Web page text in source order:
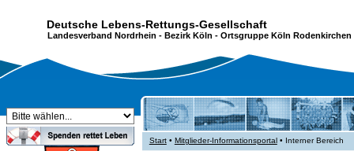
Deutsche Lebens-Rettungs-Gesellschaft
Landesverband Nordrhein - Bezirk Köln - Ortsgruppe Köln Rodenkirchen
Start• Mitglieder-Informationsportal• Interner Bereich